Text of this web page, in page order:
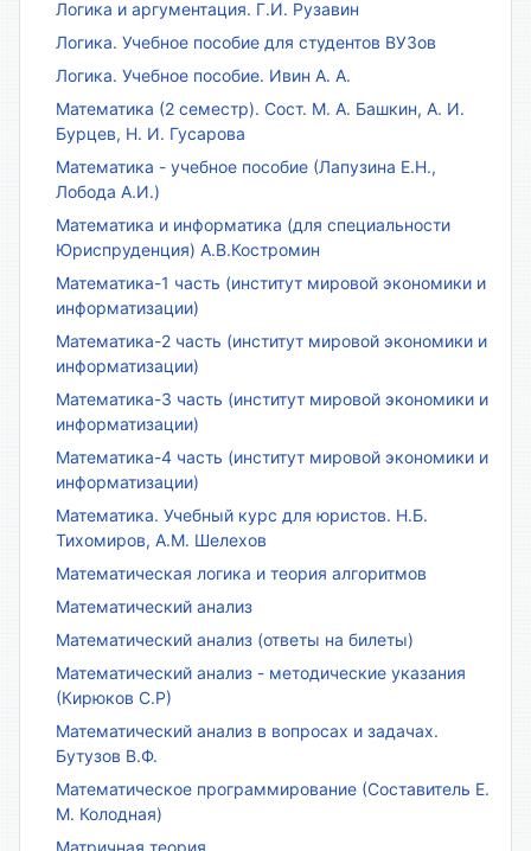
Логика и аргументация. Г.И. Рузавин
Логика. Учебное пособие для студентов ВУЗов
Логика. Учебное пособие. Ивин А. А.
Математика (2 семестр). Сост. М. А. Башкин, А. И.
Бурцев, Н. И. Гусарова
Математика - учебное пособие (Лапузина Е.Н.,
Лобода А.И.)
Математика и информатика (для специальности
Юриспруденция) А.В.Костромин
Математика-1 часть (институт мировой экономики и
информатизации)
Математика-2 часть (институт мировой экономики и
информатизации)
Математика-3 часть (институт мировой экономики и
информатизации)
Математика-4 часть (институт мировой экономики и
информатизации)
Математика. Учебный курс для юристов. Н.Б.
Тихомиров, А.М. Шелехов
Математическая логика и теория алгоритмов
Математический анализ
Математический анализ (ответы на билеты)
Математический анализ - методические указания
(Кирюков С.Р)
Математический анализ в вопросах и задачах.
Бутузов В.Ф.
Математическое программирование (Составитель Е.
М. Колодная)
Матричная теория